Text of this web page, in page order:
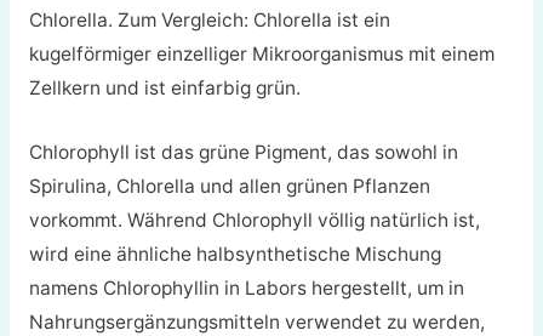
Chlorella. Zum Vergleich: Chlorella ist ein
kugelförmiger einzelliger Mikroorganismus mit einem
Zellkern und ist einfarbig grün.
Chlorophyll ist das grüne Pigment, das sowohl in
Spirulina, Chlorella und allen grünen Pflanzen
vorkommt. Während Chlorophyll völlig natürlich ist,
wird eine ähnliche halbsynthetische Mischung
namens Chlorophyllin in Labors hergestellt, um in
Nahrungsergänzungsmitteln verwendet zu werden,